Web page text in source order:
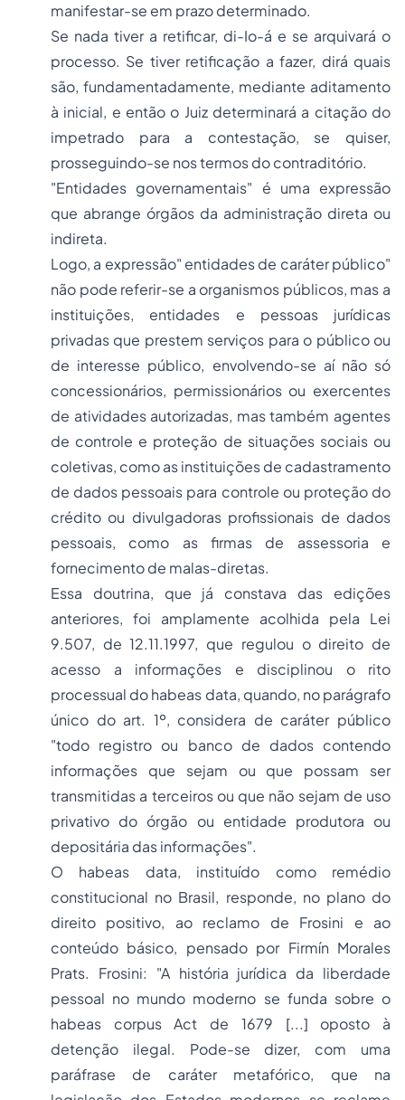
manifestar-se em prazo determinado.
Se nada tiver a retificar, di-Io-á e se arquivará o
processo. Se tiver retificação a fazer, dirá quais
são, fundamentadamente, mediante aditamento
à inicial, e então o Juiz determinará a citação do
impetrado para a contestação, se quiser,
prosseguindo-se nos termos do contraditório.
"Entidades governamentais" é uma expressão
que abrange órgãos da administração direta ou
indireta.
Logo, a expressão" entidades de caráter público"
não pode referir-se a organismos públicos, mas a
instituições, entidades e pessoas jurídicas
privadas que prestem serviços para o público ou
de interesse público, envolvendo-se aí não só
concessionários, permissionários ou exercentes
de atividades autorizadas, mas também agentes
de controle e proteção de situações sociais ou
coletivas, como as instituições de cadastramento
de dados pessoais para controle ou proteção do
crédito ou divulgadoras profissionais de dados
pessoais, como as firmas de assessoria e
fornecimento de malas-diretas.
Essa doutrina, que já constava das edições
anteriores, foi amplamente acolhida pela Lei
9.507, de 12.11.1997, que regulou o direito de
acesso a informações e disciplinou o rito
processual do habeas data, quando, no parágrafo
único do art. 1º, considera de caráter público
"todo registro ou banco de dados contendo
informações que sejam ou que possam ser
transmitidas a terceiros ou que não sejam de uso
privativo do órgão ou entidade produtora ou
depositária das informações".
O habeas data, instituído como remédio
constitucional no Brasil, responde, no plano do
direito positivo, ao reclamo de Frosini e ao
conteúdo básico, pensado por Firmín Morales
Prats. Frosini: "A história jurídica da liberdade
pessoal no mundo moderno se funda sobre o
habeas corpusAct de 1679 [...] oposto à
detenção ilegal. Pode-se dizer, com uma
paráfrase de caráter metafórico, que na